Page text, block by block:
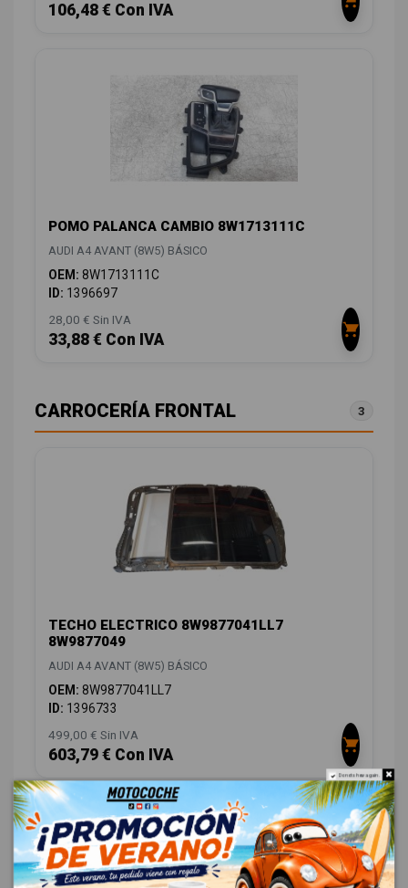
106,48 € Con IVA
POMO PALANCA CAMBIO 8W1713111C
AUDI A4 AVANT (8W5) BÁSICO
OEM: 8W1713111C
ID: 1396697
28,00 € Sin IVA
33,88 € Con IVA
CARROCERÍA FRONTAL 3
TECHO ELECTRICO 8W9877041LL7
8W9877049
AUDI A4 AVANT (8W5) BÁSICO
OEM: 8W9877041LL7
ID: 1396733
499,00 € Sin IVA
603,79 € Con IVA
Do not show again.